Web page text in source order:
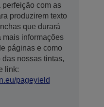
com as
produzirem texto
que durará
mais informações
páginas e como
nossas tintas,
link:
pageyield